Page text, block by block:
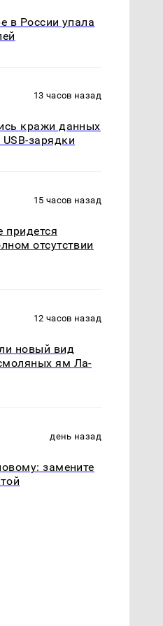
в России упала
13 часов назад
кражи данных
зарядки
15 часов назад
придется
отсутствии
12 часов назад
новый вид
ям Ла-
день назад
замените